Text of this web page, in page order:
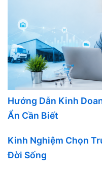
Hướng Dẫn Kinh
Ẩn Cần Biết
Kinh Nghiệm Chọn
Đời Sống